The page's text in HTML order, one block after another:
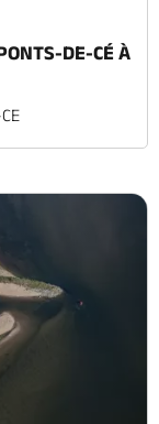
DE-CÉ À